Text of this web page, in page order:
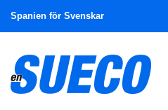
Spanien för Svenskar